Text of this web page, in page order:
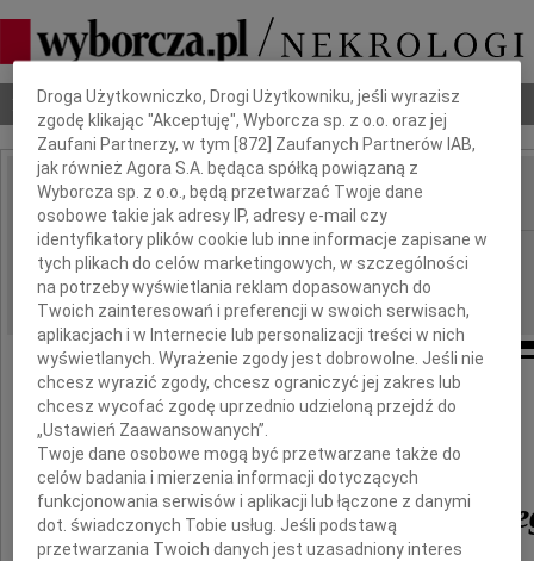
Nekrologi Odeszli Poradnik pogrzebowy
IMIĘ I NAZWISKO:
REGION: Radom
DATA EMISJI: 23.07.2011
Z głębokim żalem i smutkiem
przyjęliśmy wiadomość o śmierci
red. Andrzeja
Dbamy o Twoją prywatność
Droga Użytkowniczko, Drogi Użytkowniku, jeśli wyrazisz
zgodę klikając "Akceptuję", Wyborcza sp. z o.o. oraz jej
Zaufani Partnerzy, w tym [872 ] Zaufanych Partnerów IAB,
jak również Agora S.A. będąca spółką powiązaną z
Wyborcza sp. z o.o., będą przetwarzać Twoje dane
osobowe takie jak adresy IP, adresy e-mail czy
identyfikatory plików cookie lub inne informacje zapisane w
tych plikach do celów marketingowych, w szczególności
na potrzeby wyświetlania reklam dopasowanych do
Twoich zainteresowań i preferencji w swoich serwisach,
aplikacjach i w Internecie lub personalizacji treści w nich
wyświetlanych. Wyrażenie zgody jest dobrowolne. Jeśli nie
chcesz wyrazić zgody, chcesz ograniczyć jej zakres lub
chcesz wycofać zgodę uprzednio udzieloną przejdź do
„Ustawień Zaawansowanych”.
Twoje dane osobowe mogą być przetwarzane także do
celów badania i mierzenia informacji dotyczących
funkcjonowania serwisów i aplikacji lub łączone z danymi
dot. świadczonych Tobie usług. Jeśli podstawą
przetwarzania Twoich danych jest uzasadniony interes